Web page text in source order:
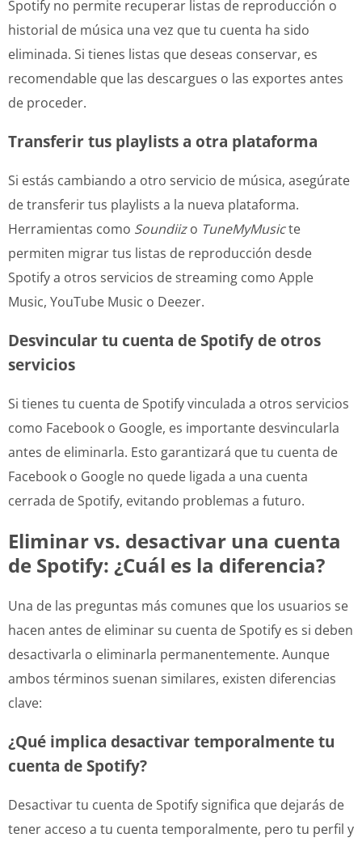
Spotify no permite recuperar listas de reproducción o
historial de música una vez que tu cuenta ha sido
eliminada. Si tienes listas que deseas conservar, es
recomendable que las descargues o las exportes antes
de proceder.
Transferir tus playlists a otra plataforma
Si estás cambiando a otro servicio de música, asegúrate
de transferir tus playlists a la nueva plataforma.
Herramientas como Soundiizo TuneMyMusicte
permiten migrar tus listas de reproducción desde
Spotify a otros servicios de streaming como Apple
Music, YouTube Music o Deezer.
Desvincular tu cuenta de Spotify de otros
servicios
Si tienes tu cuenta de Spotify vinculada a otros servicios
como Facebook o Google, es importante desvincularla
antes de eliminarla. Esto garantizará que tu cuenta de
Facebook o Google no quede ligada a una cuenta
cerrada de Spotify, evitando problemas a futuro.
Eliminar vs. desactivar una cuenta
de Spotify: ¿Cuál es la diferencia?
Una de las preguntas más comunes que los usuarios se
hacen antes de eliminar su cuenta de Spotify es si deben
desactivarla o eliminarla permanentemente. Aunque
ambos términos suenan similares, existen diferencias
clave:
¿Qué implica desactivar temporalmente tu
cuenta de Spotify?
Desactivar tu cuenta de Spotify significa que dejarás de
tener acceso a tu cuenta temporalmente, pero tu perfil y